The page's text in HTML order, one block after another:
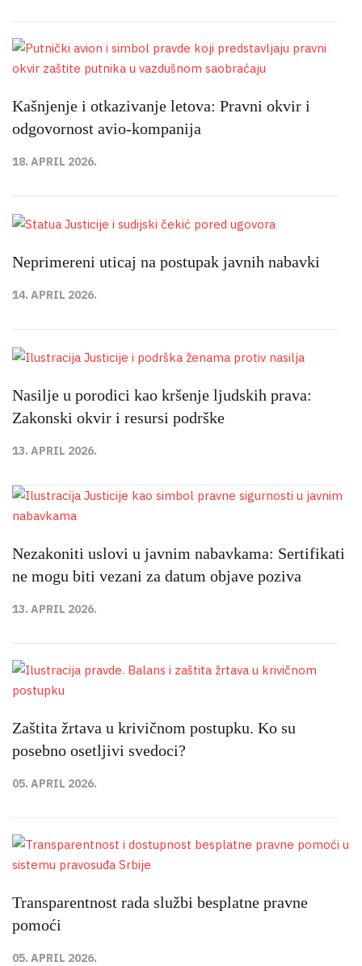
Kašnjenje i otkazivanje letova: Pravni okvir i
odgovornost avio-kompanija
18. APRIL 2026.
Neprimereni uticaj na postupak javnih nabavki
14. APRIL 2026.
Nasilje u porodici kao kršenje ljudskih prava:
Zakonski okvir i resursi podrške
13. APRIL 2026.
Nezakoniti uslovi u javnim nabavkama: Sertifikati
ne mogu biti vezani za datum objave poziva
13. APRIL 2026.
Zaštita žrtava u krivičnom postupku. Ko su
posebno osetljivi svedoci?
05. APRIL 2026.
Transparentnost rada službi besplatne pravne
pomoći
05. APRIL 2026.